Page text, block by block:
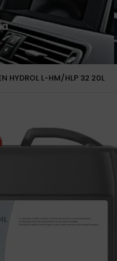
HYDROL L-HM/HLP 32 20L